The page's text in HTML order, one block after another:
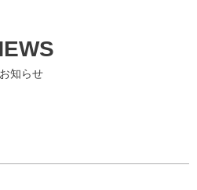
お知らせ